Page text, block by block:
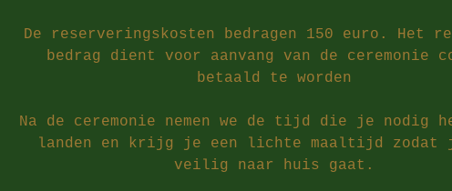
De reserveringskosten bedragen 150 euro. Het
bedrag dient voor aanvang van de ceremonie
betaald te worden
Na de ceremonie nemen we de tijd die je nodig
landen en krijg je een lichte maaltijd zodat
veilig naar huis gaat.